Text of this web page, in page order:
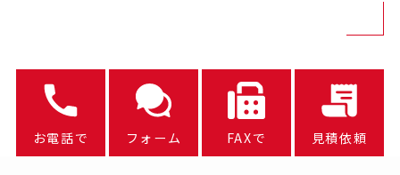
お電話で フォーム FAXで 見積依頼